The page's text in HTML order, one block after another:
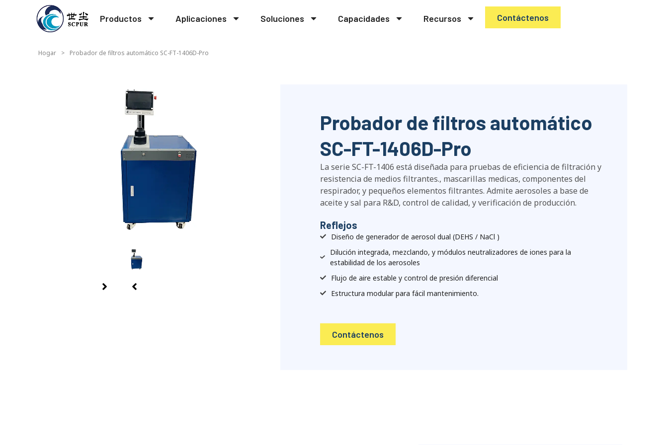
Productos Aplicaciones Soluciones Capacidades Recursos Contáctenos
Hogar > Probador de filtros automático SC-FT-1406D-Pro
Probador de filtros automático
SC-FT-1406D-Pro
La serie SC-FT-1406 está diseñada para pruebas de eficiencia de filtración y
resistencia de medios filtrantes., mascarillas medicas, componentes del
respirador, y pequeños elementos filtrantes. Admite aerosoles a base de
aceite y sal para R&D, control de calidad, y verificación de producción.
Reflejos
Diseño de generador de aerosol dual (DEHS / NaCl )
Dilución integrada, mezclando, y módulos neutralizadores de iones para la
estabilidad de los aerosoles
Flujo de aire estable y control de presión diferencial
Estructura modular para fácil mantenimiento.
Contáctenos